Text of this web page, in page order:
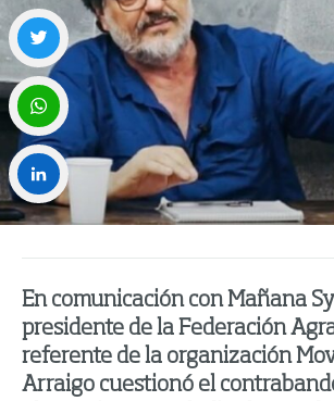
En comunicación con Mañana
presidente de la Federación
referente de la organización
Arraigo cuestionó el
Facebook
Twitter
WhatsApp
LinkedIn